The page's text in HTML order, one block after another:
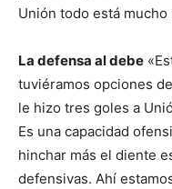
Unión todo está mucho
La defensa al debe
tuviéramos opciones
le hizo tres goles a
Es una capacidad
hinchar más el diente
defensivas. Ahí